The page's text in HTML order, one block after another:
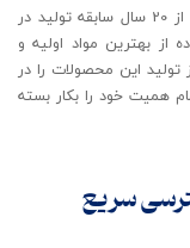
شرکت تجهیزات توانبخشی رهاورد مهر ایرانیان با بیش از 20 سال سابقه تولید در
از بهترین مواد اولیه و
این محصولات را در
همیت خود را بکار بسته
سریع